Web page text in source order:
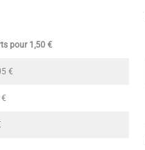
pour 1,50 €
€